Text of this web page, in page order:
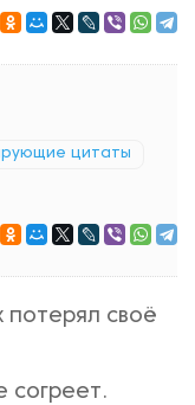
цитаты
потерял своё
согреет.